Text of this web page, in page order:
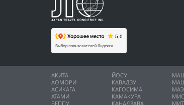
АКИТА
АОМОРИ
АСИКАГА
АТАМИ
БЕППУ
ЙОСУ
КАВАДЗУ
КАГОСИМА
КАМАКУРА
КАНАДЗАВА